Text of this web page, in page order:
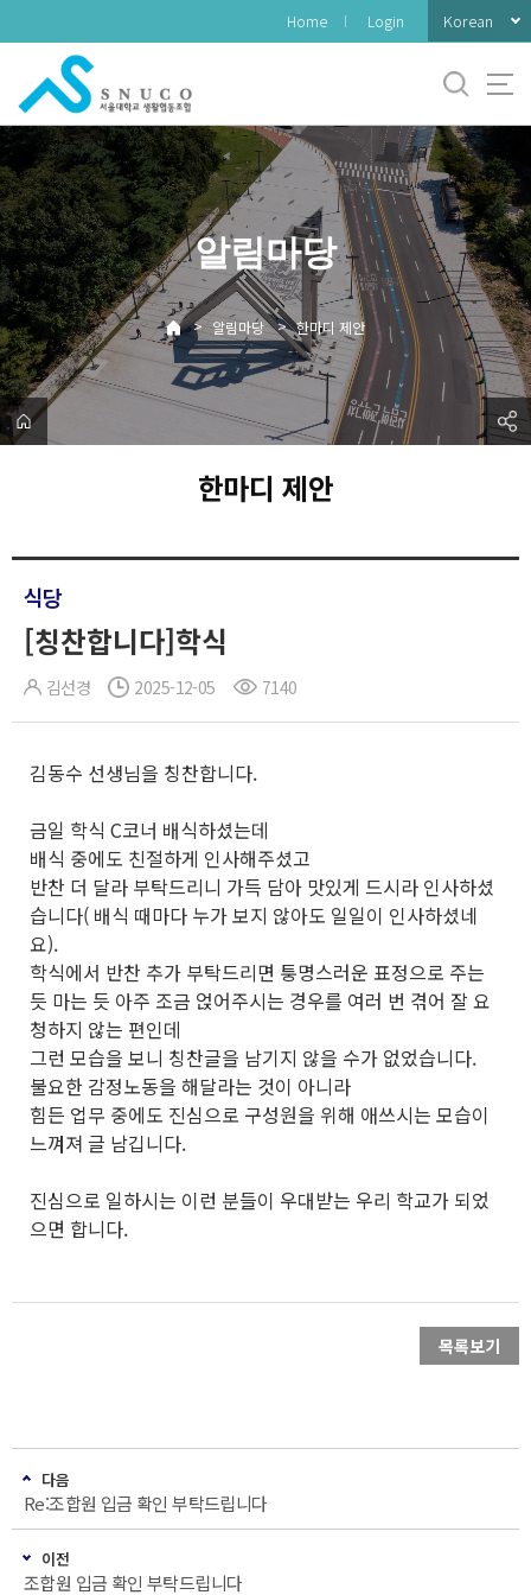
로
메
뉴
Home Login Korean
알림마당
> 알림마당 > 한마디 제안
한마디 제안
식당
[칭찬합니다]학식
김선경 2025-12-05 7140
김동수 선생님을 칭찬합니다.
금일 학식 C코너 배식하셨는데
배식 중에도 친절하게 인사해주셨고
반찬 더 달라 부탁드리니 가득 담아 맛있게 드시라 인사하셨
습니다( 배식 때마다 누가 보지 않아도 일일이 인사하셨네
요).
학식에서 반찬 추가 부탁드리면 퉁명스러운 표정으로 주는
듯 마는 듯 아주 조금 얹어주시는 경우를 여러 번 겪어 잘 요
청하지 않는 편인데
그런 모습을 보니 칭찬글을 남기지 않을 수가 없었습니다.
불요한 감정노동을 해달라는 것이 아니라
힘든 업무 중에도 진심으로 구성원을 위해 애쓰시는 모습이
느껴져 글 남깁니다.
진심으로 일하시는 이런 분들이 우대받는 우리 학교가 되었
으면 합니다.
목록보기
다음
Re:조합원 입금 확인 부탁드립니다
이전
조합원 입금 확인 부탁드립니다